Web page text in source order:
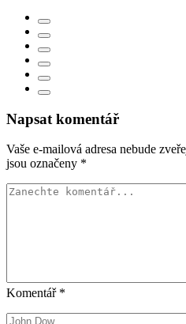
Napsat komentář
Vaše e-mailová adresa nebude
jsou označeny *
Komentář *